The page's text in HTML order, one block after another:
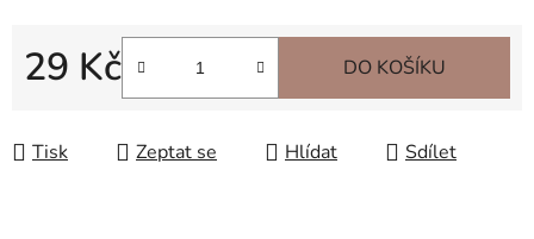
29 Kč
Měrná cena:
DO KOŠÍKU
Tisk Zeptat se Hlídat Sdílet